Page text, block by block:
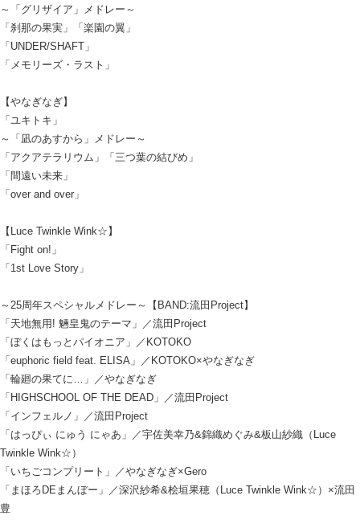
～「グリザイア」メドレー～
「刹那の果実」「楽園の翼」
「UNDER/SHAFT」
「メモリーズ・ラスト」
【やなぎなぎ】
「ユキトキ」
～「凪のあすから」メドレー～
「アクアテラリウム」「三つ葉の結びめ」
「間遠い未来」
「over and over」
【Luce Twinkle Wink☆】
「Fight on!」
「1st Love Story」
～25周年スペシャルメドレー～【BAND:流田Project】
「天地無用! 魎皇鬼のテーマ」／流田Project
「ぼくはもっとパイオニア」／KOTOKO
「euphoric field feat. ELISA」／KOTOKO×やなぎなぎ
「輪廻の果てに…」／やなぎなぎ
「HIGHSCHOOL OF THE DEAD」／流田Project
「インフェルノ」／流田Project
「はっぴぃ にゅう にゃあ」／宇佐美幸乃&錦織めぐみ&板山紗織（Luce
Twinkle Wink☆）
「いちごコンプリート」／やなぎなぎ×Gero
「まほろDEまんぼー」／深沢紗希&桧垣果穂（Luce Twinkle Wink☆）×流田
豊